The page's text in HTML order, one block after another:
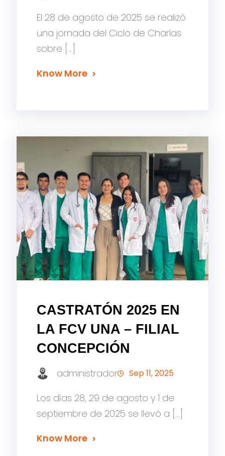
El 28 de agosto de 2025 se realizó
una jornada del Ciclo de Charlas
sobre […]
Know More
CASTRATÓN 2025 EN
LA FCV UNA – FILIAL
CONCEPCIÓN
administrador Sep 11, 2025
Los días 28, 29 de agosto y 1 de
septiembre de 2025 se llevó a […]
Know More